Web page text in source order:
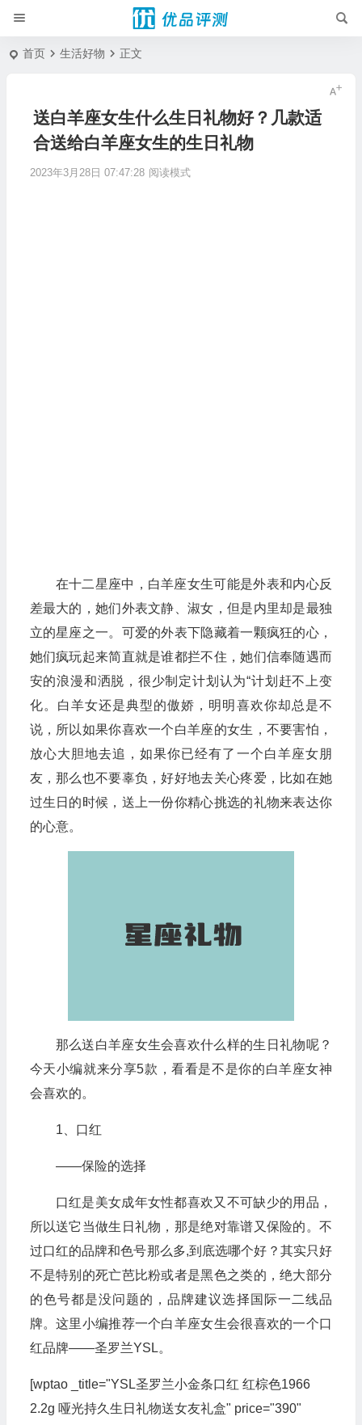
首页 生活好物 正文
送白羊座女生什么生日礼物好？几款适
合送给白羊座女生的生日礼物
2023年3月28日 07:47:28 阅读模式
在十二星座中，白羊座女生可能是外表和内心反
差最大的，她们外表文静、淑女，但是内里却是最独
立的星座之一。可爱的外表下隐藏着一颗疯狂的心，
她们疯玩起来简直就是谁都拦不住，她们信奉随遇而
安的浪漫和洒脱，很少制定计划认为“计划赶不上变
化。白羊女还是典型的傲娇，明明喜欢你却总是不
说，所以如果你喜欢一个白羊座的女生，不要害怕，
放心大胆地去追，如果你已经有了一个白羊座女朋
友，那么也不要辜负，好好地去关心疼爱，比如在她
过生日的时候，送上一份你精心挑选的礼物来表达你
的心意。
那么送白羊座女生会喜欢什么样的生日礼物呢？
今天小编就来分享5款，看看是不是你的白羊座女神
会喜欢的。
1、口红
——保险的选择
口红是美女成年女性都喜欢又不可缺少的用品，
所以送它当做生日礼物，那是绝对靠谱又保险的。不
过口红的品牌和色号那么多,到底选哪个好？其实只好
不是特别的死亡芭比粉或者是黑色之类的，绝大部分
的色号都是没问题的，品牌建议选择国际一二线品
牌。这里小编推荐一个白羊座女生会很喜欢的一个口
红品牌——圣罗兰YSL。
[wptao _title="YSL圣罗兰小金条口红 红棕色1966
2.2g 哑光持久生日礼物送女友礼盒" price="390"